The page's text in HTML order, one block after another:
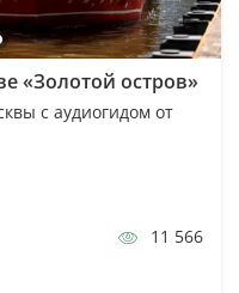
«Золотой остров»
с аудиогидом от
11 566